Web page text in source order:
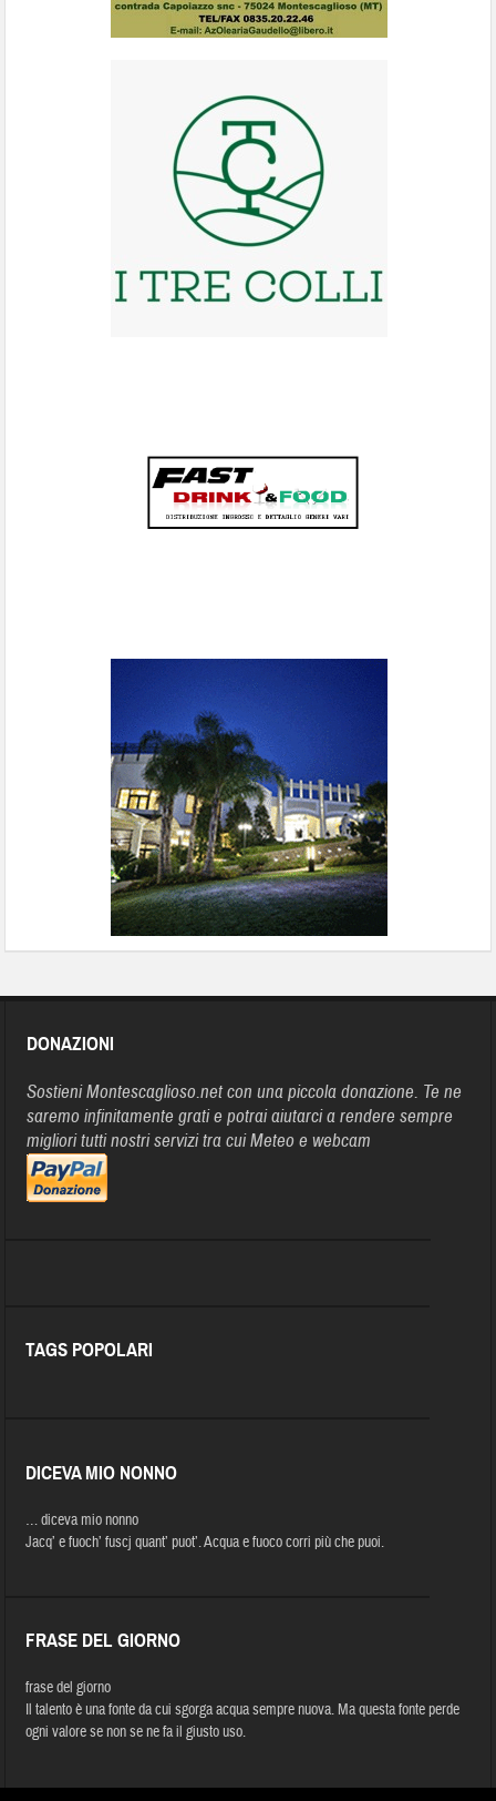
DONAZIONI
Sostieni Montescaglioso.net con una piccola donazione. Te ne
saremo infinitamente grati e potrai aiutarci a rendere sempre
migliori tutti nostri servizi tra cui Meteo e webcam
TAGS POPOLARI
DICEVA MIO NONNO
… diceva mio nonno
Jacq’ e fuoch’ fuscj quant’ puot’. Acqua e fuoco corri più che puoi.
FRASE DEL GIORNO
frase del giorno
Il talento è una fonte da cui sgorga acqua sempre nuova. Ma questa fonte perde
ogni valore se non se ne fa il giusto uso.